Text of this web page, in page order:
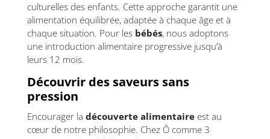
culturelles des enfants. Cette approche garantit une
alimentation équilibrée, adaptée à chaque âge et à
chaque situation. Pour les bébés, nous adoptons
une introduction alimentaire progressive jusqu’à
leurs 12 mois.
Découvrir des saveurs sans
pression
Encourager la découverte alimentaireest au
cœur de notre philosophie. Chez Ô comme 3